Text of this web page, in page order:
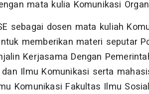
mata kulia Komunikasi
sebagai dosen mata kuliah
memberikan materi seputar
Kerjasama Dengan
Ilmu Komunikasi serta
Komunikasi Fakultas Ilmu